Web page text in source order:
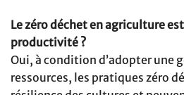
Le zéro déchet en agriculture
productivité ?
Oui, à condition d’adopter une
ressources, les pratiques zéro